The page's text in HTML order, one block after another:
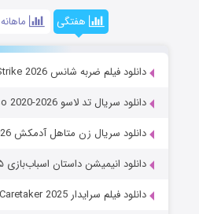
هفتگی ماهانه
دانلود فیلم ضربه شانس Lucky Strike 2026
دانلود سریال تد لاسو Ted Lasso 2020-2026
دانلود سریال زن متاهل آدمکش A Bona Fide Killer 2026
دانلود انیمیشن داستان اسباب‌بازی ۵ Toy Story 5 (2026)
دانلود فیلم سرایدار The Caretaker 2025